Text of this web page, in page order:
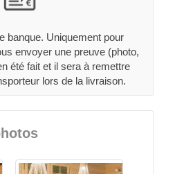
banque. Uniquement pour
envoyer une preuve (photo,
été fait et il sera à remettre
lors de la livraison.